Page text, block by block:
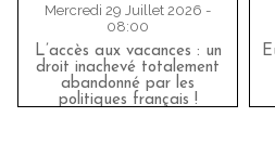
Mercredi 29 Juillet 2026 -
08:00
L’accès aux vacances : un
droit inachevé totalement
abandonné par les
politiques français !